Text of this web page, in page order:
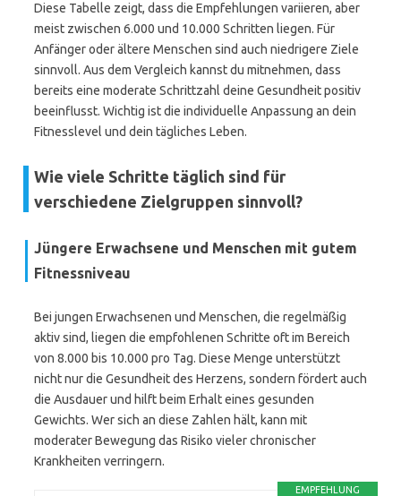
Diese Tabelle zeigt, dass die Empfehlungen variieren, aber
meist zwischen 6.000 und 10.000 Schritten liegen. Für
Anfänger oder ältere Menschen sind auch niedrigere Ziele
sinnvoll. Aus dem Vergleich kannst du mitnehmen, dass
bereits eine moderate Schrittzahl deine Gesundheit positiv
beeinflusst. Wichtig ist die individuelle Anpassung an dein
Fitnesslevel und dein tägliches Leben.
Wie viele Schritte täglich sind für
verschiedene Zielgruppen sinnvoll?
Jüngere Erwachsene und Menschen mit gutem
Fitnessniveau
Bei jungen Erwachsenen und Menschen, die regelmäßig
aktiv sind, liegen die empfohlenen Schritte oft im Bereich
von 8.000 bis 10.000 pro Tag. Diese Menge unterstützt
nicht nur die Gesundheit des Herzens, sondern fördert auch
die Ausdauer und hilft beim Erhalt eines gesunden
Gewichts. Wer sich an diese Zahlen hält, kann mit
moderater Bewegung das Risiko vieler chronischer
Krankheiten verringern.
EMPFEHLUNG